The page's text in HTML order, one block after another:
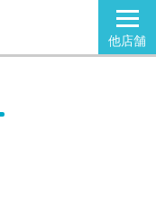
他店舗